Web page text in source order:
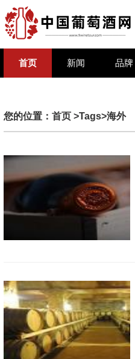
首页 新闻 品牌
您的位置： 首页 >Tags>海外